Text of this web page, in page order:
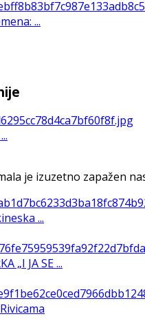
...
je izuzetno zapažen
...
„I JA SE ...